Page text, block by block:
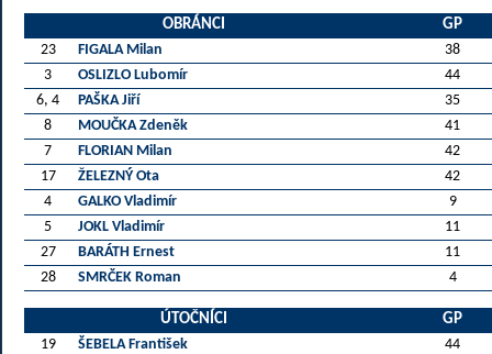
OBRÁNCI
GP
23
FIGALA Milan
38
3
OSLIZLO Lubomír
44
6, 4
PAŠKA Jiří
35
8
MOUČKA Zdeněk
41
7
FLORIAN Milan
42
17
ŽELEZNÝ Ota
42
4
GALKO Vladimír
9
5
JOKL Vladimír
11
27
BARÁTH Ernest
11
28
SMRČEK Roman 4
ÚTOČNÍCI
GP
19
ŠEBELA František
44